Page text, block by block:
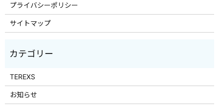
プライバシーポリシー
サイトマップ
TEREXS
お知らせ